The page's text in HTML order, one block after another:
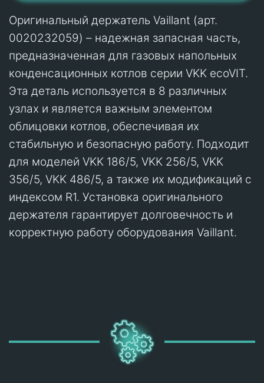
Оригинальный держатель Vaillant (арт.
0020232059) – надежная запасная часть,
предназначенная для газовых напольных
конденсационных котлов серии VKK ecoVIT.
Эта деталь используется в 8 различных
узлах и является важным элементом
облицовки котлов, обеспечивая их
стабильную и безопасную работу. Подходит
для моделей VKK 186/5, VKK 256/5, VKK
356/5, VKK 486/5, а также их модификаций с
индексом R1. Установка оригинального
держателя гарантирует долговечность и
корректную работу оборудования Vaillant.